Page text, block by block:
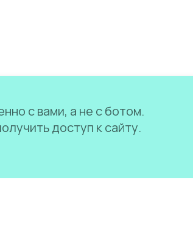
с вами, а не с ботом.
доступ к сайту.